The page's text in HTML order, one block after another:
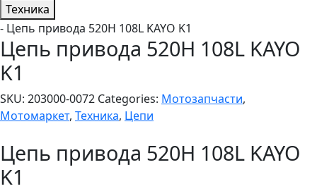
Техника
- Цепь привода 520Н 108L KAYO K1
Цепь привода 520Н 108L KAYO
K1
SKU: 203000-0072 Categories: Мотозапчасти,
Мотомаркет, Техника, Цепи
Цепь привода 520Н 108L KAYO
K1